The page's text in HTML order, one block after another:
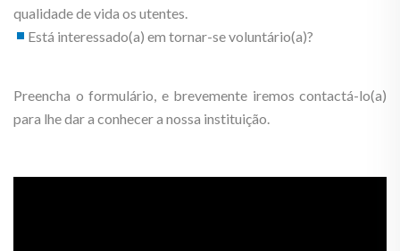
qualidade de vida os utentes.
Está interessado(a) em tornar-se voluntário(a)?
Preencha o formulário, e brevemente iremos contactá-lo(a)
para lhe dar a conhecer a nossa instituição.